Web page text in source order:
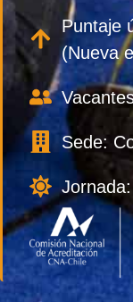
Puntaje
(Nueva
Sede: